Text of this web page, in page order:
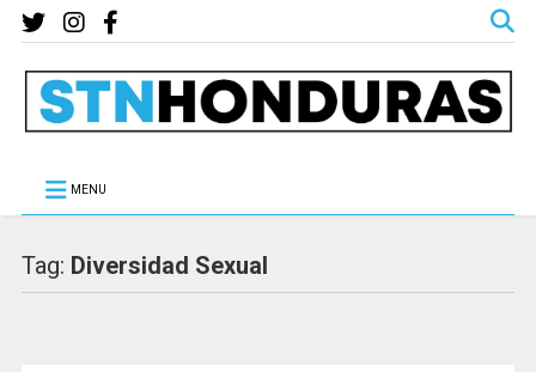
MENU
Tag: Diversidad Sexual